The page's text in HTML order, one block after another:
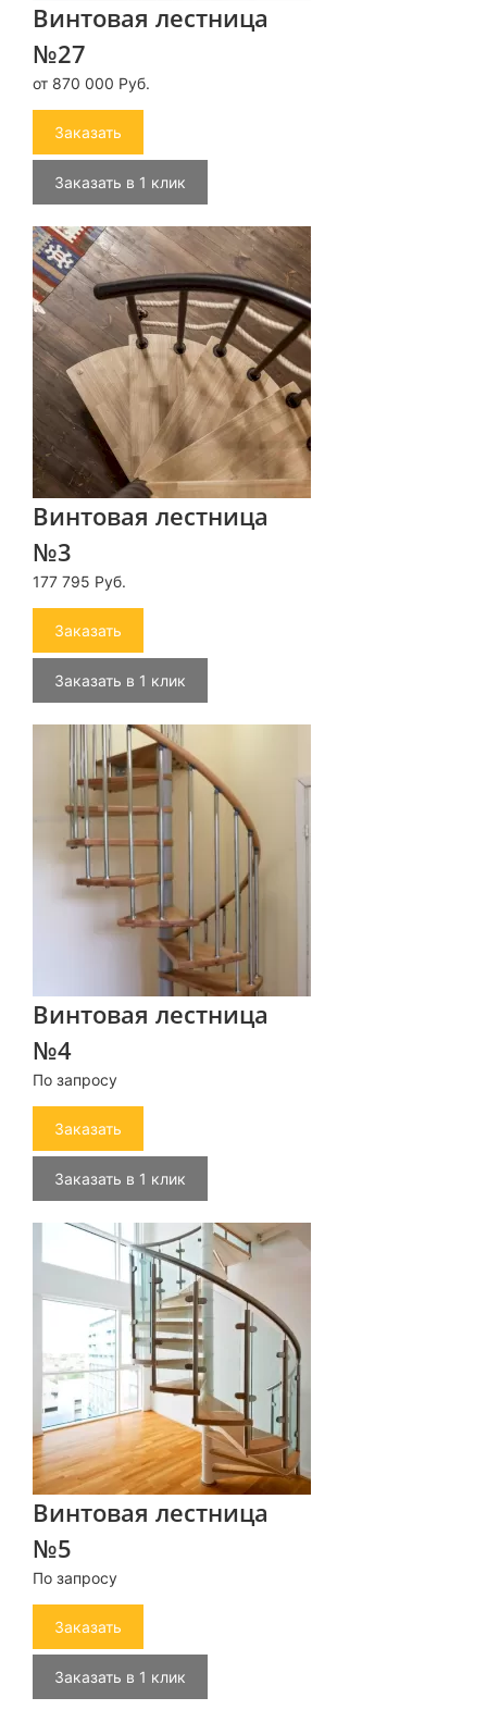
Винтовая лестница
№27
от 870 000 Руб.
Заказать
Заказать в 1 клик
Винтовая лестница
№3
177 795 Руб.
Заказать
Заказать в 1 клик
Винтовая лестница
№4
По запросу
Заказать
Заказать в 1 клик
Винтовая лестница
№5
По запросу
Заказать
Заказать в 1 клик